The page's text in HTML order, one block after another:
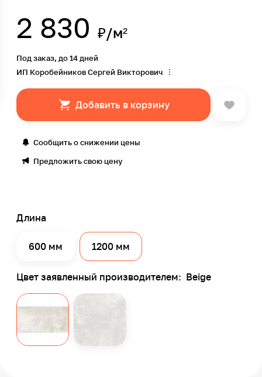
2 830 ₽/м²
Под заказ, до 14 дней
ИП Коробейников Сергей Викторович
Добавить в корзину
Сообщить о снижении цены
Предложить свою цену
Длина
600 мм 1200 мм
Цвет заявленный производителем: Beige